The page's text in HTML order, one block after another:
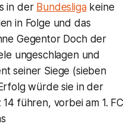
in der Bundesligakeine
in Folge und das
Gegentor Doch der
ungeschlagen und
seiner Siege (sieben
würde sie in der
führen, vorbei am 1. FC